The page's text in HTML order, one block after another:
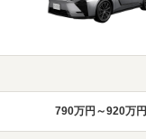
790万円～920万円